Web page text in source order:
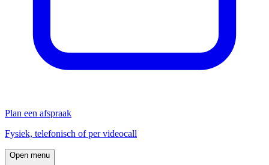
Plan een afspraak
Fysiek, telefonisch of per videocall
Open menu